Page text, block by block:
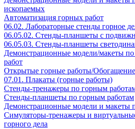
ископаемых
Автоматизация горных работ
06.02. Лабораторные стенды горное
06.05.02. Стенды-планшеты с
06.05.03. Стенды-планшеты
Демонстрационные модели/макеты
работ
Открытые горные работы/
07.01. Плакаты (горные работы)
Стенды-тренажеры по горным
Стенды-планшеты по горным работам
Демонстрационные модели и макеты
Симуляторы-тренажеры и
горного дела